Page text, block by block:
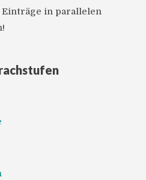
in parallelen